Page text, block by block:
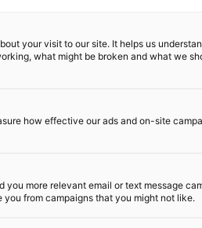
olet kiinnostunut?
your visit to our site. It helps us
what might be broken and what we
how effective our ads and on-site
you more relevant email or text message
you from campaigns that you might not like.